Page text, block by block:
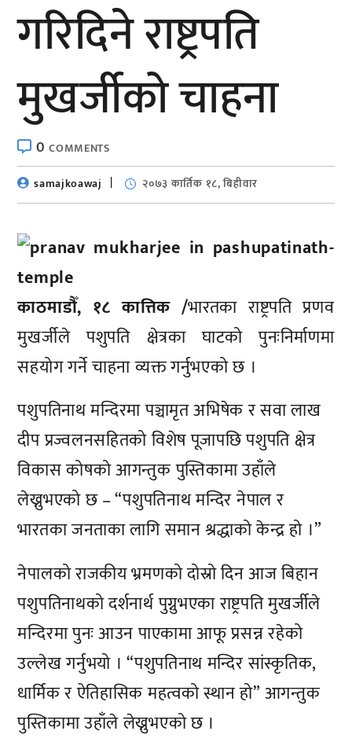
गरिदिने राष्ट्रपति
मुखर्जीको चाहना
0COMMENTS
samajkoawaj
२०७३ कार्तिक १८, बिहीवार
काठमाडौँ, १८ कात्तिक /भारतका राष्ट्रपति प्रणव
मुखर्जीले पशुपति क्षेत्रका घाटको पुनःनिर्माणमा
सहयोग गर्ने चाहना व्यक्त गर्नुभएको छ ।
पशुपतिनाथ मन्दिरमा पञ्चामृत अभिषेक र सवा लाख
दीप प्रज्वलनसहितको विशेष पूजापछि पशुपति क्षेत्र
विकास कोषको आगन्तुक पुस्तिकामा उहाँले
लेख्नुभएको छ – “पशुपतिनाथ मन्दिर नेपाल र
भारतका जनताका लागि समान श्रद्धाको केन्द्र हो ।”
नेपालको राजकीय भ्रमणको दोस्रो दिन आज बिहान
पशुपतिनाथको दर्शनार्थ पुग्नुभएका राष्ट्रपति मुखर्जीले
मन्दिरमा पुनः आउन पाएकामा आफू प्रसन्न रहेको
उल्लेख गर्नुभयो । “पशुपतिनाथ मन्दिर सांस्कृतिक,
धार्मिक र ऐतिहासिक महत्वको स्थान हो” आगन्तुक
पुस्तिकामा उहाँले लेख्नुभएको छ ।